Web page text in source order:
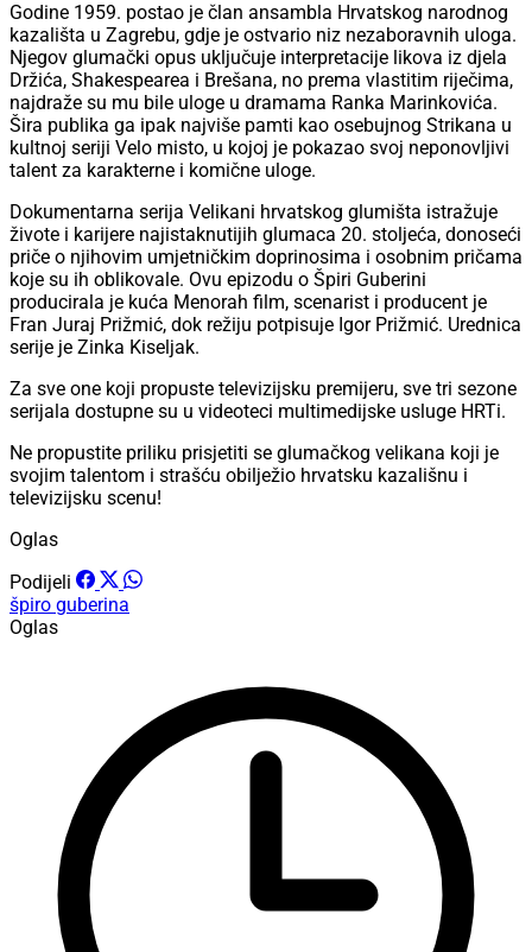
Godine 1959. postao je član ansambla Hrvatskog narodnog
kazališta u Zagrebu, gdje je ostvario niz nezaboravnih uloga.
Njegov glumački opus uključuje interpretacije likova iz djela
Držića, Shakespearea i Brešana, no prema vlastitim riječima,
najdraže su mu bile uloge u dramama Ranka Marinkovića.
Šira publika ga ipak najviše pamti kao osebujnog Strikana u
kultnoj seriji Velo misto, u kojoj je pokazao svoj neponovljivi
talent za karakterne i komične uloge.
Dokumentarna serija Velikani hrvatskog glumišta istražuje
živote i karijere najistaknutijih glumaca 20. stoljeća, donoseći
priče o njihovim umjetničkim doprinosima i osobnim pričama
koje su ih oblikovale. Ovu epizodu o Špiri Guberini
producirala je kuća Menorah film, scenarist i producent je
Fran Juraj Prižmić, dok režiju potpisuje Igor Prižmić. Urednica
serije je Zinka Kiseljak.
Za sve one koji propuste televizijsku premijeru, sve tri sezone
serijala dostupne su u videoteci multimedijske usluge HRTi.
Ne propustite priliku prisjetiti se glumačkog velikana koji je
svojim talentom i strašću obilježio hrvatsku kazališnu i
televizijsku scenu!
Oglas
Podijeli
špiro guberina
Oglas